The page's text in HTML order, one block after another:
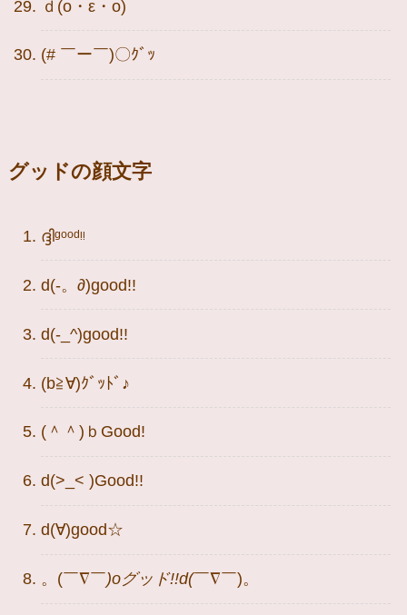
ｄ(o・ε・o)
(# ￣ー￣)〇ｸﾞｯ
グッドの顔文字
ദ്ദിᵍᵒᵒᵈᵎᵎ
d(-。∂)good!!
d(-_^)good!!
(b≧∀)ｸﾞｯﾄﾞ♪
(＾＾)ｂGood!
d(>_< )Good!!
d(∀)good☆
。(￣∇￣)oグッド!!d(￣∇￣)。